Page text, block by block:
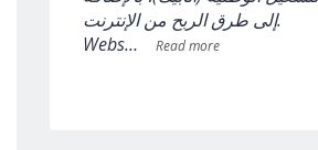
إلى طرق الربح من الإنترنت.
Webs…
Read more